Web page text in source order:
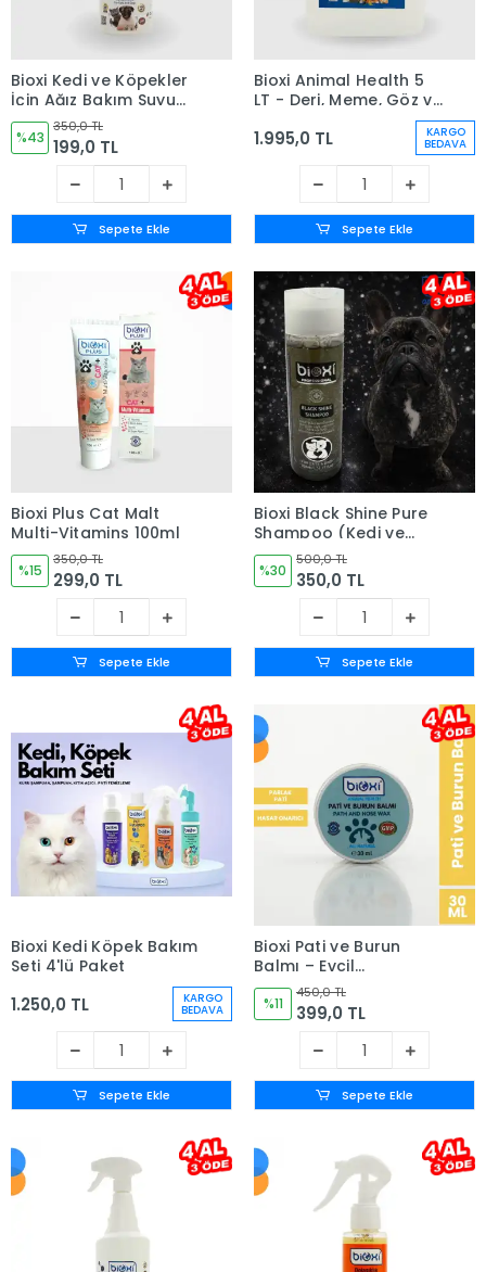
Bioxi Kedi ve Köpekler
İçin Ağız Bakım Suyu
100 ml
%43
350,0 TL
199,0 TL
Sepete Ekle
Bioxi Animal Health 5
LT - Deri, Meme, Göz ve
1.995,0 TL KARGO
BEDAVA
Sepete Ekle
Bioxi Plus Cat Malt
Multi-Vitamins 100ml
%15
350,0 TL
299,0 TL
Sepete Ekle
Bioxi Black Shine Pure
Shampoo (Kedi ve
Köpek Siyah Tüyler İçin
Şampuan) 200 ml
%30
500,0 TL
350,0 TL
Sepete Ekle
Bioxi Kedi Köpek Bakım
Seti 4'lü Paket
1.250,0 TL KARGO
BEDAVA
Sepete Ekle
Bioxi Pati ve Burun
Balmı – Evcil
Hayvanlar İçin
Besleyici ve Koruyucu
Bakım Ürünü
%11
450,0 TL
399,0 TL
Sepete Ekle